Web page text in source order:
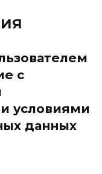
с
условиями
данных